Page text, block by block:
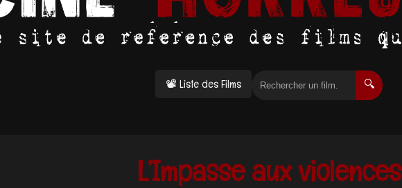
📽 Liste des Films 🔍
L’Impasse aux violences